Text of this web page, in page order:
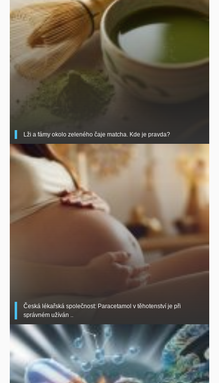
Lži a fámy okolo zeleného čaje matcha. Kde je pravda?
Česká lékařská společnost: Paracetamol v těhotenství je při
správném užíván ..